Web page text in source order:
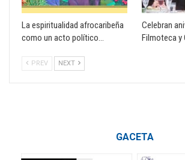
La espiritualidad afrocaribeña
como un acto político…
Celebran
Filmoteca y
PREV NEXT
GACETA